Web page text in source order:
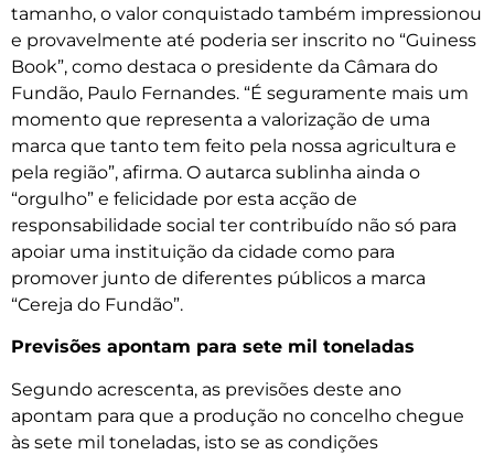
tamanho, o valor conquistado também impressionou
e provavelmente até poderia ser inscrito no “Guiness
Book”, como destaca o presidente da Câmara do
Fundão, Paulo Fernandes. “É seguramente mais um
momento que representa a valorização de uma
marca que tanto tem feito pela nossa agricultura e
pela região”, afirma. O autarca sublinha ainda o
“orgulho” e felicidade por esta acção de
responsabilidade social ter contribuído não só para
apoiar uma instituição da cidade como para
promover junto de diferentes públicos a marca
“Cereja do Fundão”.
Previsões apontam para sete mil toneladas
Segundo acrescenta, as previsões deste ano
apontam para que a produção no concelho chegue
às sete mil toneladas, isto se as condições